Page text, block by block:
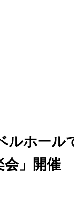
ルホール
会」開催